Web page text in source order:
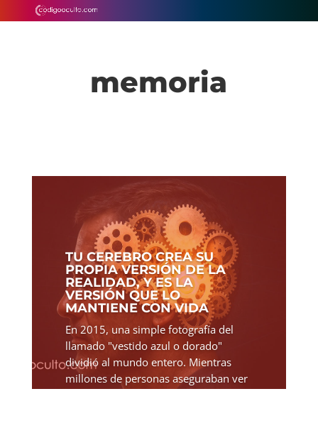
memoria
TU CEREBRO CREA SU
PROPIA VERSIÓN DE LA
REALIDAD, Y ES LA
VERSIÓN QUE LO
MANTIENE CON VIDA
En 2015, una simple fotografía del
llamado "vestido azul o dorado"
dividió al mundo entero. Mientras
millones de personas aseguraban ver